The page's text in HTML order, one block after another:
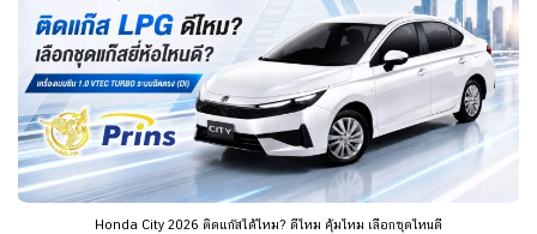
Honda City 2026 ติดแก๊สได้ไหม? ดีไหม คุ้มไหม เลือกชุดไหนดี